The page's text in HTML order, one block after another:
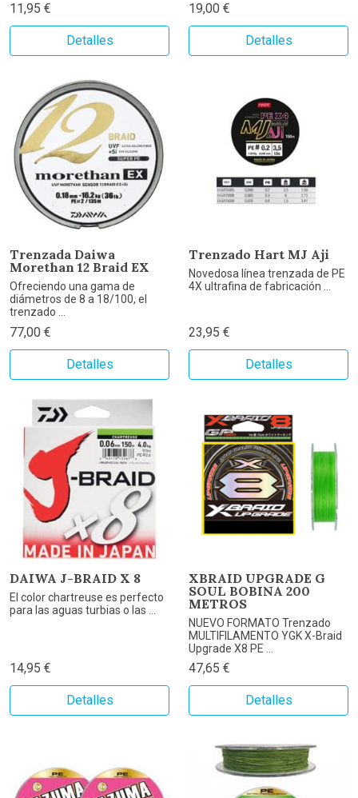
11,95 €
Detalles
19,00 €
Detalles
Trenzada Daiwa
Morethan 12 Braid EX
Ofreciendo una gama de
diámetros de 8 a 18/100, el
trenzado ...
77,00 €
Detalles
Trenzado Hart MJ Aji
Novedosa línea trenzada de PE
4X ultrafina de fabricación ...
23,95 €
Detalles
DAIWA J-BRAID X 8
El color chartreuse es perfecto
para las aguas turbias o las ...
14,95 €
Detalles
XBRAID UPGRADE G
SOUL BOBINA 200
METROS
NUEVO FORMATO Trenzado
MULTIFILAMENTO YGK X-Braid
Upgrade X8 PE ...
47,65 €
Detalles